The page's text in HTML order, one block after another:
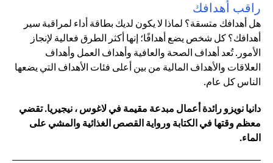
راقب أهدافك
هل أهدافك متسقة؟ لماذا لا يكون لديك بطاقة أداء لمراقبة سير
أهدافك؟ كل شخص يضع أهدافًا؛ إنها أكثر الطرق فعالية لإنجاز
الأمور. تُعد أهداف الصحة والعافية وأهداف العمل وأهداف
العلاقات والأهداف المالية من بين أعلى فئات الأهداف التي يضعها
الناس كل عام.
دانيا نويزو رائدة أعمال مبدعة مقيمة في لاغوس ، نيجيريا. تقضي
معظم وقتها في الكتابة ورواية القصص الغذائية والمشي على
الماء.